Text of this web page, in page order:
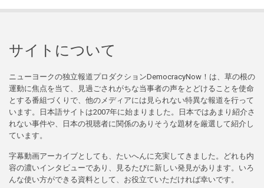
サイトについて
ニューヨークの独立報道プロダクションDemocracyNow！は、草の根の
運動に焦点を当て、見過ごされがちな当事者の声をとどけることを使命
とする番組づくりで、他のメディアには見られない特異な報道を行って
います。日本語サイトは2007年に始まりました。日本ではあまり紹介さ
れない事件や、日本の視聴者に関係のありそうな題材を厳選して紹介し
ています。
字幕動画アーカイブとしても、たいへんに充実してきました。どれも内
容の濃いインタビューであり、見るたびに新しい発見があります。いろ
んな使い方ができる資料として、お役立ていただければ幸いです。